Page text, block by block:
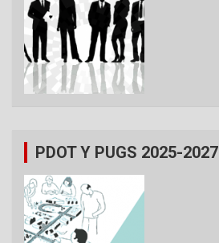
PDOT Y PUGS 2025-2027